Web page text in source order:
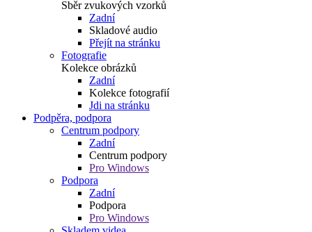
Sběr zvukových vzorků
Zadní
Skladové audio
Přejít na stránku
Fotografie
Kolekce obrázků
Zadní
Kolekce fotografií
Jdi na stránku
Podpěra, podpora
Centrum podpory
Zadní
Centrum podpory
Pro Windows
Podpora
Zadní
Podpora
Pro Windows